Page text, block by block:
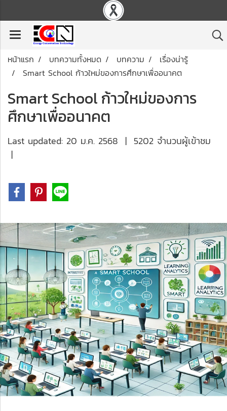
หน้าแรก บทความทั้งหมด บทความ
เรื่องน่ารู้
Smart School ก้าวใหม่ของการศึกษาเพื่ออนาคต
Smart School ก้าวใหม่ของการ
ศึกษาเพื่ออนาคต
Last updated: 20 ม.ค. 2568 | 5202 จำนวนผู้เข้าชม
|